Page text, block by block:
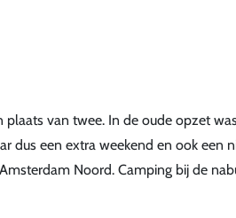
van twee. In de oude opzet
een extra weekend en ook een
Noord. Camping bij de